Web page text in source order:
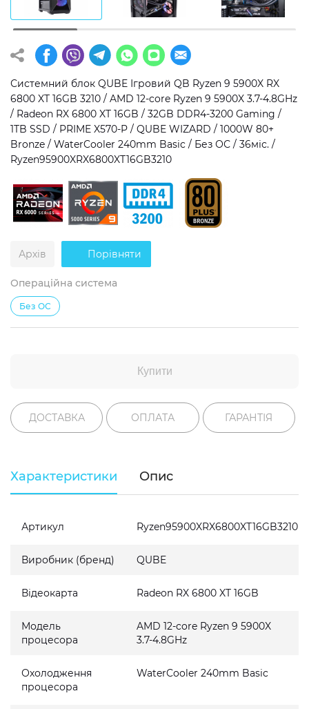
Операційна система
Windows 11 Home
Windows 11 Pro
Без ОС
Тип накопичувача
SSD
HDD
SSD + HDD
Додатково
RGB-підсвічування
Розблокований множник CPU
Надшвидкий M.2 SSD NVME
Системний блок QUBE Ігровий QB Ryzen 9 5900X RX
6800 XT 16GB 3210 / AMD 12-core Ryzen 9 5900X 3.7-4.8GHz
/ Radeon RX 6800 XT 16GB / 32GB DDR4-3200 Gaming /
1TB SSD / PRIME X570-P / QUBE WIZARD / 1000W 80+
Bronze / WaterCooler 240mm Basic / Без ОС / 36міс. /
Ryzen95900XRX6800XT16GB3210
Архів Порівняти
Операційна система
Без ОС
Купити
ДОСТАВКА ОПЛАТА ГАРАНТІЯ
Характеристики Опис
Артикул Ryzen95900XRX6800XT16GB3210
Виробник (бренд) QUBE
Відеокарта Radeon RX 6800 XT 16GB
Модель
процесора
AMD 12-core Ryzen 9 5900X
3.7-4.8GHz
Охолодження
процесора
WaterCooler 240mm Basic